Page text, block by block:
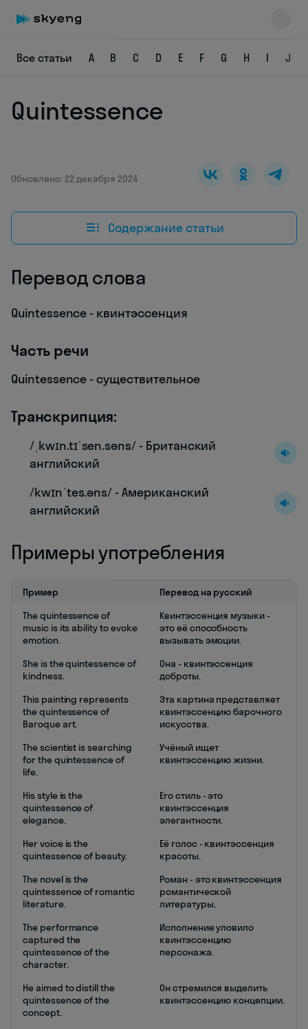
Все статьи A B C D E F G H I J
Quintessence
Обновлено: 22 декабря 2024
Содержание статьи
Перевод слова
Quintessence - квинтэссенция
Часть речи
Quintessence - существительное
Транскрипция:
/ˌkwɪn.tɪˈsen.səns/ - Британский
английский
/kwɪnˈtes.əns/ - Американский
английский
Примеры употребления
Пример
Перевод на русский
The quintessence of
music is its ability to evoke
emotion.
Квинтэссенция музыки -
это её способность
вызывать эмоции.
She is the quintessence of
kindness.
Она - квинтэссенция
доброты.
This painting represents
the quintessence of
Baroque art.
Эта картина представляет
квинтэссенцию барочного
искусства.
The scientist is searching
for the quintessence of
life.
Учёный ищет
квинтэссенцию жизни.
His style is the
quintessence of
elegance.
Его стиль - это
квинтэссенция
элегантности.
Her voice is the
quintessence of beauty.
Её голос - квинтэссенция
красоты.
The novel is the
quintessence of romantic
literature.
Роман - это квинтэссенция
романтической
литературы.
The performance
captured the
quintessence of the
character.
Исполнение уловило
квинтэссенцию
персонажа.
He aimed to distill the
quintessence of the
concept.
Он стремился выделить
квинтэссенцию концепции.